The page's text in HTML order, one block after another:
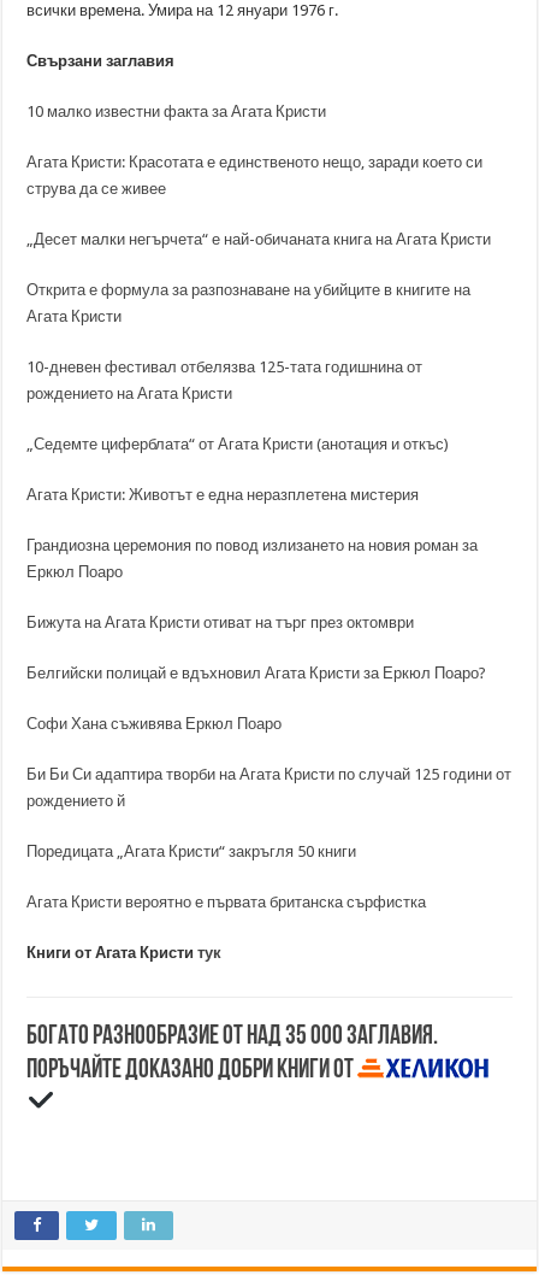
всички времена. Умира на 12 януари 1976 г.
Свързани заглавия
10 малко известни факта за Агата Кристи
Агата Кристи: Красотата е единственото нещо, заради което си
струва да се живее
„Десет малки негърчета“ е най-обичаната книга на Агата Кристи
Открита е формула за разпознаване на убийците в книгите на
Агата Кристи
10-дневен фестивал отбелязва 125-тата годишнина от
рождението на Агата Кристи
„Седемте циферблата“ от Агата Кристи (анотация и откъс)
Агата Кристи: Животът е една неразплетена мистерия
Грандиозна церемония по повод излизането на новия роман за
Еркюл Поаро
Бижута на Агата Кристи отиват на търг през октомври
Белгийски полицай е вдъхновил Агата Кристи за Еркюл Поаро?
Софи Хана съживява Еркюл Поаро
Би Би Си адаптира творби на Агата Кристи по случай 125 години от
рождението й
Поредицата „Агата Кристи“ закръгля 50 книги
Агата Кристи вероятно е първата британска сърфистка
Книги от Агата Кристи тук
Богато разнообразие от над 35 000 заглавия.
Поръчайте доказано добри книги от